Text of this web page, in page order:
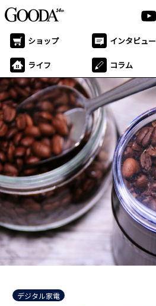
ショップ インタビュー
ライフ コラム
デジタル家電